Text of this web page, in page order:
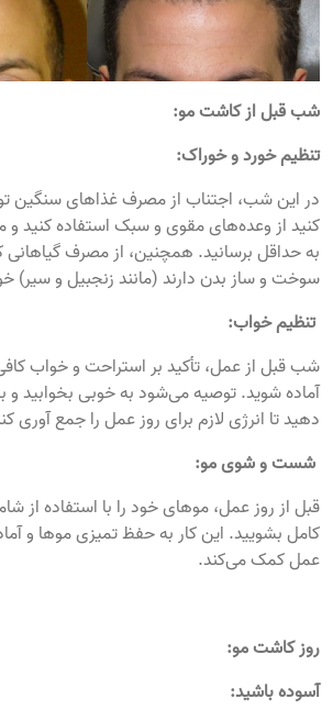
شب قبل از کاشت مو:
تنظیم خورد و خوراک:
در این شب، اجتناب از مصرف غذاهای
کنید از وعده‌های مقوی و سبک استفاده کنید و
به حداقل برسانید. همچنین، از مصرف گیاهانی
سوخت و ساز بدن دارند (مانند زنجبیل و سیر)
تنظیم خواب:
شب قبل از عمل، تأکید بر استراحت و خواب
آماده شوید. توصیه می‌شود به خوبی بخوابید
دهید تا انرژی لازم برای روز عمل را جمع آوری
شست و شوی مو:
قبل از روز عمل، موهای خود را با استفاده از
کامل بشویید. این کار به حفظ تمیزی موها و
عمل کمک می‌کند.
روز کاشت مو:
آسوده باشید: